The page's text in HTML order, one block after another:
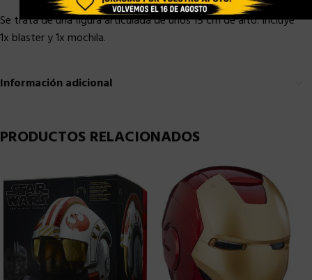
Se trata de una figura articulada de unos 15 cm de alto. Incluye
1x blaster y 1x mochila.
Información adicional
PRODUCTOS RELACIONADOS